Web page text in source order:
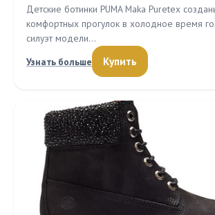
Детские ботинки PUMA Maka Puretex
комфортных прогулок в холодное время
силуэт модели…
Узнать больше
Купить